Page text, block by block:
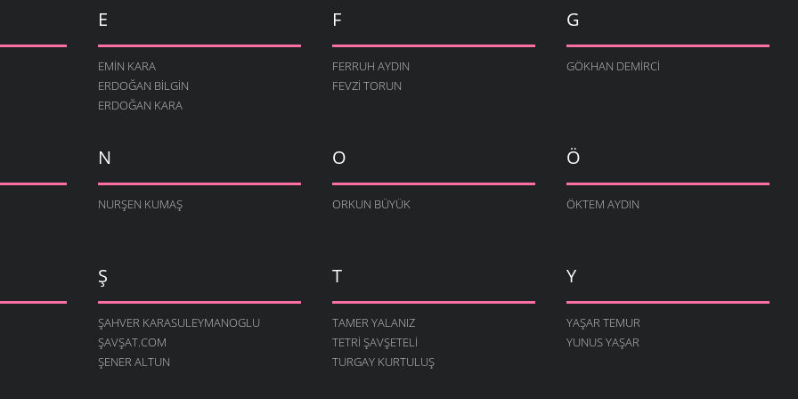
E
EMIN KARA
ERDOĞAN BILGIN
ERDOĞAN KARA
F
FERRUH AYDIN
FEVZI TORUN
G
GÖKHAN DEMIRCI
N
NURŞEN KUMAŞ
O
ORKUN BÜYÜK
Ö
ÖKTEM AYDIN
Ş
ŞAHVER KARASULEYMANOGLU
ŞAVŞAT.COM
ŞENER ALTUN
T
TAMER YALANIZ
TETRI ŞAVŞETELI
TURGAY KURTULUŞ
Y
YAŞAR TEMUR
YUNUS YAŞAR